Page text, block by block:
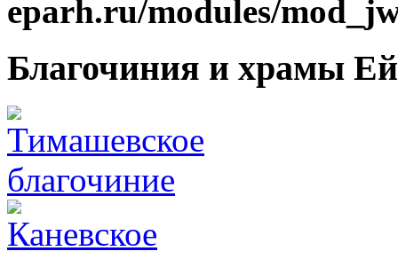
eparh.ru/modules/
Благочиния и храмы